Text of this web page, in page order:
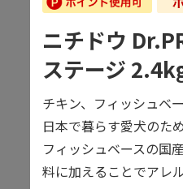
ニチドウ
ステージ
チキン、フィッシュベ
日本で暮らす愛犬のた
フィッシュベースの国
料に加えることでアレ